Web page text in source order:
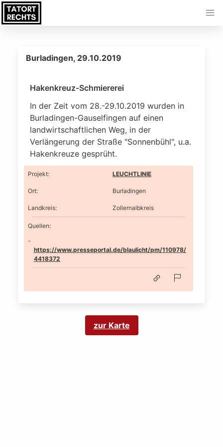
Burladingen, 29.10.2019
Hakenkreuz-Schmiererei
In der Zeit vom 28.-29.10.2019 wurden in
Burladingen-Gauselfingen auf einen
landwirtschaftlichen Weg, in der
Verlängerung der Straße "Sonnenbühl", u.a.
Hakenkreuze gesprüht.
Projekt: LEUCHTLINIE
Ort: Burladingen
Landkreis: Zollernalbkreis
Quellen:
https://www.presseportal.de/blaulicht/pm/110978/
4418372
zur Karte